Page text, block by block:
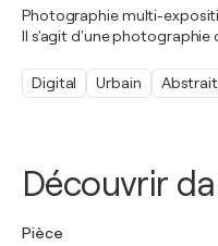
Découvrir
Pièce
Photographie multi-
Il s'agit d'une photographie
Digital Urbain Abstrait